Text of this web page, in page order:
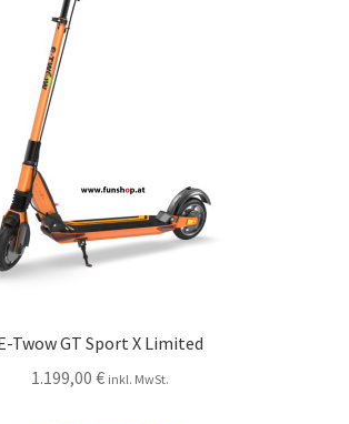
Twow GT Sport X Limited
1.199,00 € inkl. MwSt.